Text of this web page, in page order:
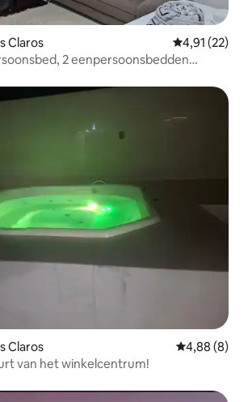
Claros Gemiddelde
4,91 (22)
2 eenpersoonsbedden
Claros Gemiddelde
4,88 (8)
van het winkelcentrum!